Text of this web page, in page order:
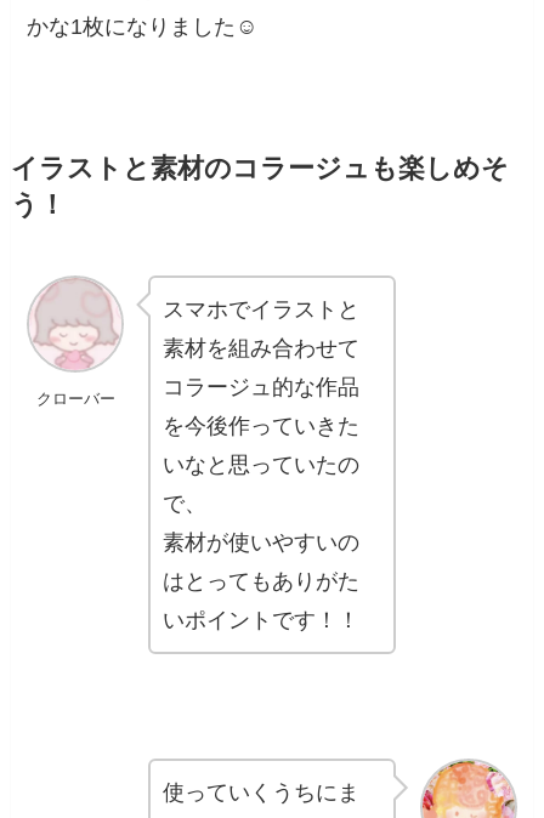
かな1枚になりました☺️
イラストと素材のコラージュも楽しめそ
う！
クローバー
スマホでイラストと
素材を組み合わせて
コラージュ的な作品
を今後作っていきた
いなと思っていたの
で、
素材が使いやすいの
はとってもありがた
いポイントです！！
使っていくうちにま